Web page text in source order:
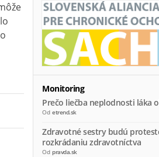
Monitoring
Prečo liečba neplodnosti láka
Odetrend.sk
Zdravotné sestry budú
rozkrádaniu zdravotníctva
Odpravda.sk